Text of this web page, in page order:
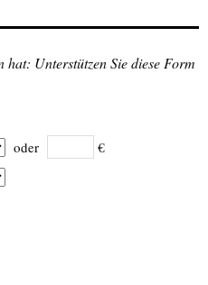
hat: Unterstützen Sie diese Form
oder €